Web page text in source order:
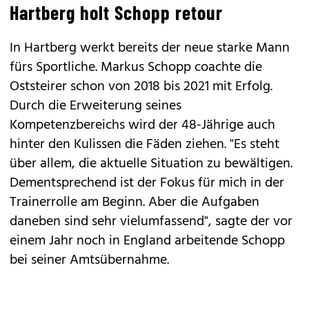
Hartberg holt Schopp retour
In Hartberg werkt bereits der neue starke Mann
fürs Sportliche. Markus Schopp coachte die
Oststeirer schon von 2018 bis 2021 mit Erfolg.
Durch die Erweiterung seines
Kompetenzbereichs wird der 48-Jährige auch
hinter den Kulissen die Fäden ziehen. "Es steht
über allem, die aktuelle Situation zu bewältigen.
Dementsprechend ist der Fokus für mich in der
Trainerrolle am Beginn. Aber die Aufgaben
daneben sind sehr vielumfassend", sagte der vor
einem Jahr noch in England arbeitende Schopp
bei seiner Amtsübernahme.